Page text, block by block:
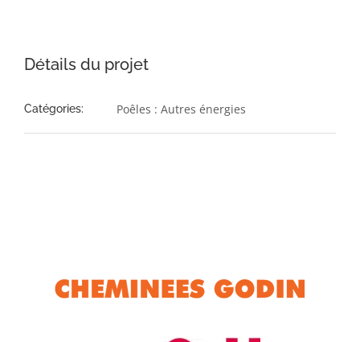
Détails du projet
Catégories: Poêles : Autres énergies